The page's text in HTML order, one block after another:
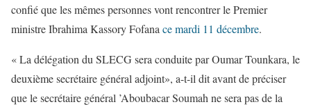
confié que les mêmes personnes vont rencontrer le Premier
ministre Ibrahima Kassory Fofana ce mardi 11 décembre.
« La délégation du SLECG sera conduite par Oumar Tounkara, le
deuxième secrétaire général adjoint», a-t-il dit avant de préciser
que le secrétaire général ’Aboubacar Soumah ne sera pas de la